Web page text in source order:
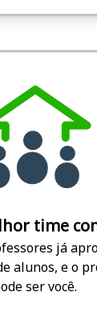
time
já
alunos, e o
ser você.